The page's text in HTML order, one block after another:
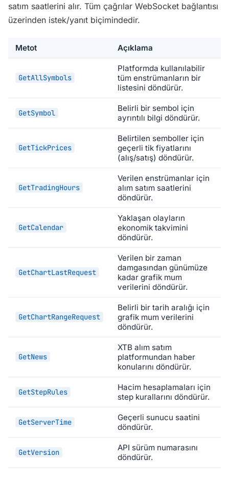
satım saatlerini alır. Tüm çağrılar WebSocket bağlantısı
üzerinden istek/yanıt biçimindedir.
Metot Açıklama
GetAllSymbols
Platformda kullanılabilir
tüm enstrümanların bir
listesini döndürür.
GetSymbol
Belirli bir sembol için
ayrıntılı bilgi döndürür.
GetTickPrices
Belirtilen semboller için
geçerli tik fiyatlarını
(alış/satış) döndürür.
GetTradingHours
Verilen enstrümanlar için
alım satım saatlerini
döndürür.
GetCalendar
Yaklaşan olayların
ekonomik takvimini
döndürür.
GetChartLastRequest
Verilen bir zaman
damgasından günümüze
kadar grafik mum
verilerini döndürür.
GetChartRangeRequest
Belirli bir tarih aralığı için
grafik mum verilerini
döndürür.
GetNews
XTB alım satım
platformundan haber
konularını döndürür.
GetStepRules
Hacim hesaplamaları için
step kurallarını döndürür.
GetServerTime
Geçerli sunucu saatini
döndürür.
GetVersion
API sürüm numarasını
döndürür.